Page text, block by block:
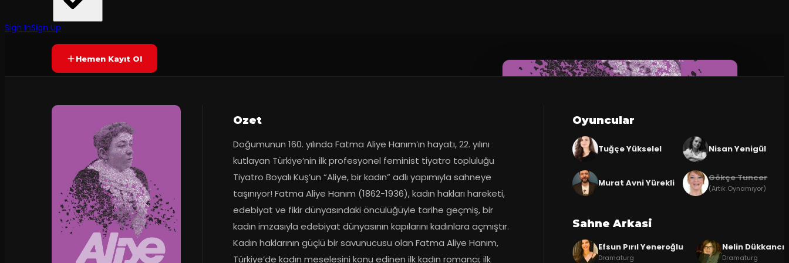
Sign InSign UpSONA ERDI
Hemen Kayıt Ol
Ozet
Doğumunun 160. yılında Fatma Aliye Hanım’ın hayatı, 22. yılını
kutlayan Türkiye’nin ilk profesyonel feminist tiyatro topluluğu
Tiyatro Boyalı Kuş’un “Aliye, bir kadın” adlı yapımıyla sahneye
taşınıyor! Fatma Aliye Hanım (1862-1936), kadın hakları hareketi,
edebiyat ve fikir dünyasındaki öncülüğüyle tarihe geçmiş, bir
kadın imzasıyla edebiyat dünyasının kapılarını kadınlara açmıştır.
Kadın haklarının güçlü bir savunucusu olan Fatma Aliye Hanım,
Türkiye’de kadın meselesini konu edinen ilk kadın romancı; ilk
Oyuncular
Tuğçe Yükselel Nisan Yenigül
Murat Avni Yürekli Gökçe Tuncer
(Artık Oynamıyor)
Sahne Arkasi
Efsun Pırıl Yeneroğlu
Dramaturg
Nelin Dükkancı
Dramaturg